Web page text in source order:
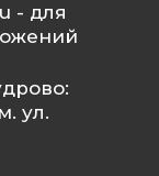
- для
ул.